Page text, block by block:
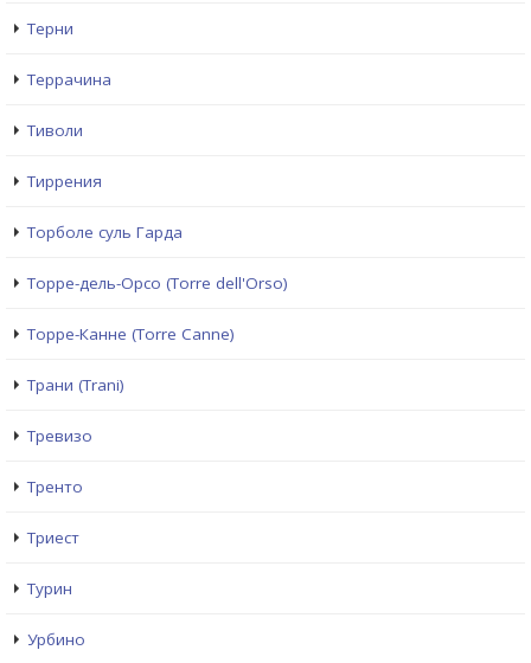
Терни
Террачина
Тиволи
Тиррения
Торболе суль Гарда
Торре-дель-Орсо (Torre dell'Orso)
Торре-Канне (Torre Canne)
Трани (Trani)
Тревизо
Тренто
Триест
Турин
Урбино